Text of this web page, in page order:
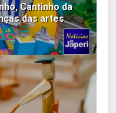
Cantinho da
das artes